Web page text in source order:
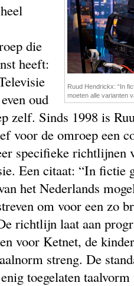
Ruud Hendrickx: “In
moeten alle varianten
die
heeft:
oud
zelf. Sinds 1998 is
voor de omroep een
specifieke richtlijnen
Een citaat: “In fictie
het Nederlands
om voor een zo
richtlijn laat aan
voor Ketnet, de
streng. De
toegelaten